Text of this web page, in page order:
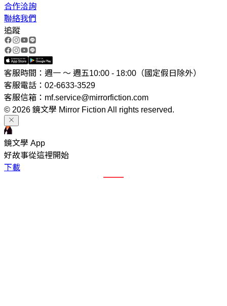
合作洽詢
聯絡我們
追蹤
客服時間：週一 ～ 週五10:00 - 18:00（國定假日除外）
客服電話：02-6633-3529
客服信箱：mf.service@mirrorfiction.com
© 2026 鏡文學 Mirror Fiction All rights reserved.
鏡文學 App
好故事從這裡開始
下載